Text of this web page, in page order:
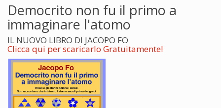
Democrito non fu il primo a
immaginare l'atomo
IL NUOVO LIBRO DI JACOPO FO
Clicca qui per scaricarlo Gratuitamente!